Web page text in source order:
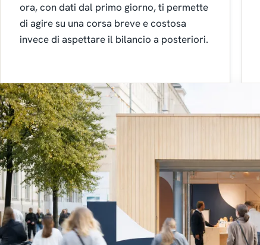
ora, con dati dal primo giorno, ti permette
di agire su una corsa breve e costosa
invece di aspettare il bilancio a posteriori.